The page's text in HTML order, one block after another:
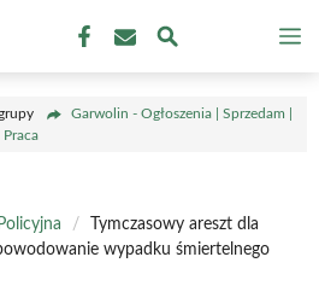
Garwolin - Ogłoszenia | Sprzedam |
/
Tymczasowy areszt dla
wypadku śmiertelnego